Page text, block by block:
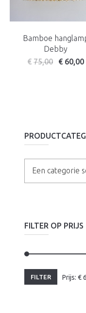
Bamboe
Debby
€ 75,00 € 60,00
Een categorie
FILTER OP PRIJS
Min.
prijs
Max.
prijs
FILTER Prijs: €